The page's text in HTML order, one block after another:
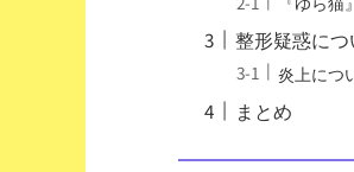
整形疑惑につ
炎上につ
まとめ